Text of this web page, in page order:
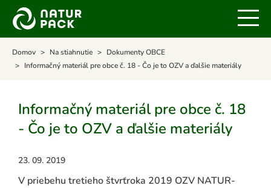
Domov Na stiahnutie
Dokumenty OBCE
Informačný materiál pre obce č. 18 - Čo je to OZV a ďalšie materiály
Informačný materiál pre obce č. 18
- Čo je to OZV a ďalšie materiály
23. 09. 2019
V priebehu tretieho štvrťroka 2019 OZV NATUR-